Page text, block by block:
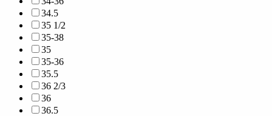
34.5
35 1/2
35-38
35
35-36
35.5
36 2/3
36
36.5